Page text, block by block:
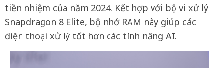
tiền nhiệm của năm 2024. Kết hợp với bộ vi xử lý
Snapdragon 8 Elite, bộ nhớ RAM này giúp các
điện thoại xử lý tốt hơn các tính năng AI.